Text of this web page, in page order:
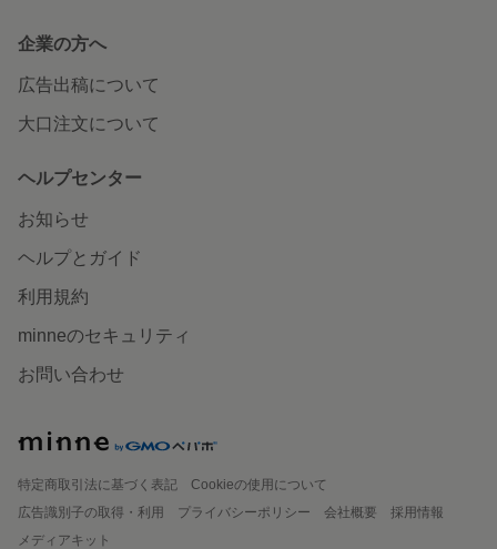
企業の方へ
広告出稿について
大口注文について
ヘルプセンター
お知らせ
ヘルプとガイド
利用規約
minneのセキュリティ
お問い合わせ
特定商取引法に基づく表記
Cookieの使用について
広告識別子の取得・利用
プライバシーポリシー 会社概要
採用情報
メディアキット